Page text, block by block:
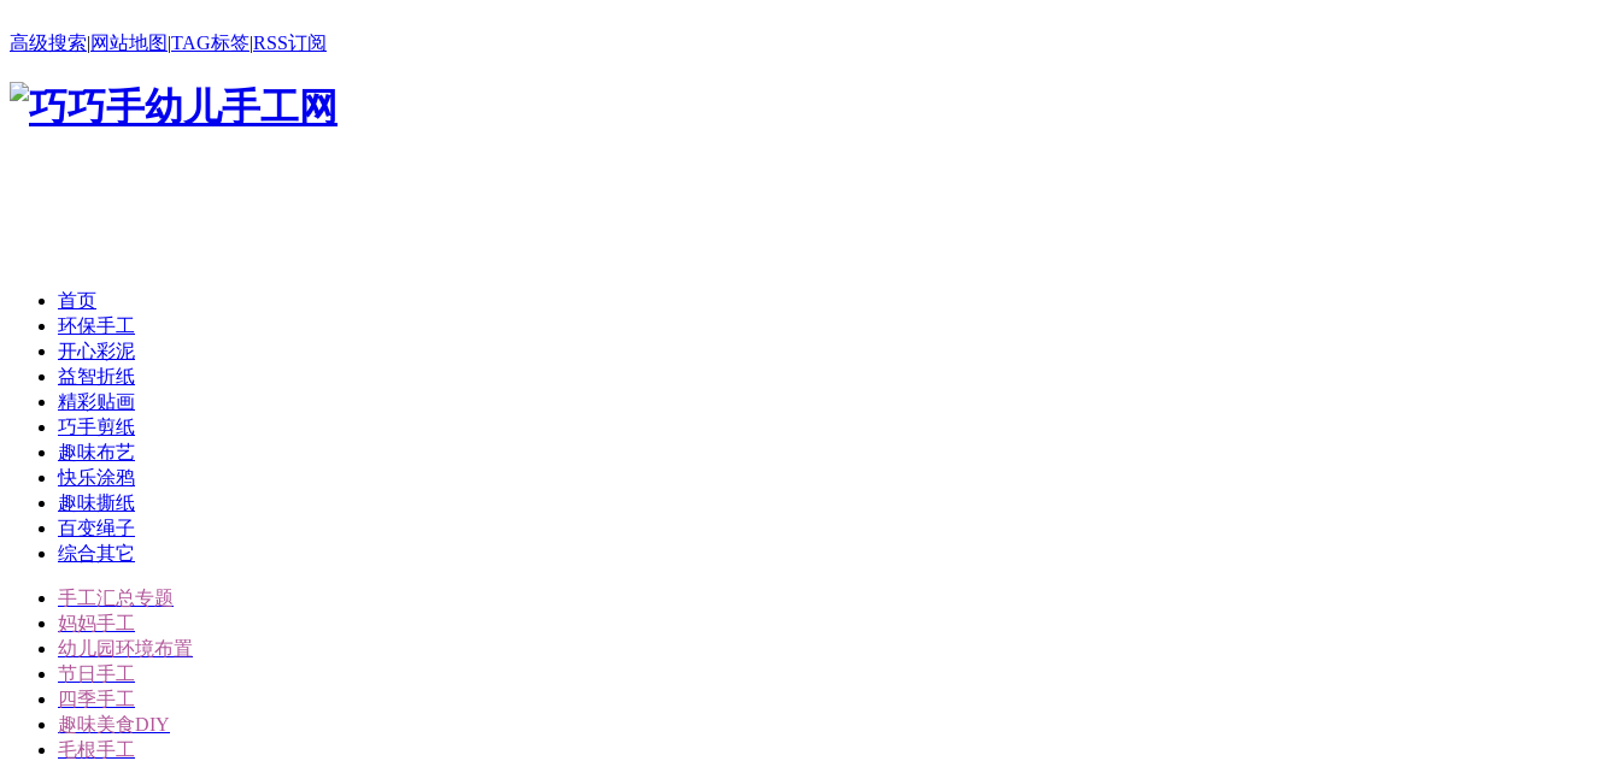
高级搜索|网站地图|TAG标签|RSS订阅
首页
环保手工
开心彩泥
益智折纸
精彩贴画
巧手剪纸
趣味布艺
快乐涂鸦
趣味撕纸
百变绳子
综合其它
手工汇总专题
妈妈手工
幼儿园环境布置
节日手工
四季手工
趣味美食DIY
毛根手工